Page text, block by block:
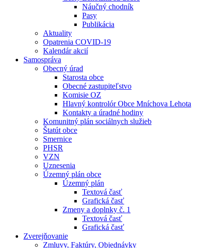
Náučný chodník
Pasy
Publikácia
Aktuality
Opatrenia COVID-19
Kalendár akcií
Samospráva
Obecný úrad
Starosta obce
Obecné zastupiteľstvo
Komisie OZ
Hlavný kontrolór Obce Mníchova Lehota
Kontakty a úradné hodiny
Komunitný plán sociálnych služieb
Štatút obce
Smernice
PHSR
VZN
Uznesenia
Územný plán obce
Územný plán
Textová časť
Grafická časť
Zmeny a doplnky č. 1
Textová časť
Grafická časť
Zverejňovanie
Zmluvy, Faktúry, Objednávky